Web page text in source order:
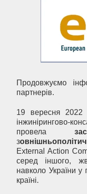
Продовжуємо
партнерів.
19 вересня 2022
інжинірингово-
провела
з
External Action
серед іншого,
навколо України
країні.